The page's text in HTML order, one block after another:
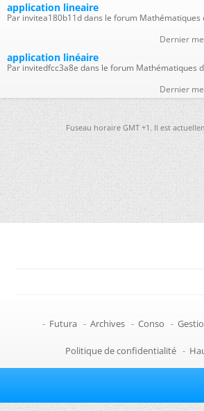
application lineaire
Par invitea180b11d dans le forum Mathématiques
Dernier
application linéaire
Par invitedfcc3a8e dans le forum Mathématiques
Dernier
Fuseau horaire GMT +1. Il est
- Futura - Archives - Conso -
Politique de confidentialité -